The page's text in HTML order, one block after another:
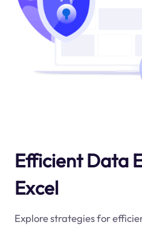
Efficient Data
Excel
Explore strategies for